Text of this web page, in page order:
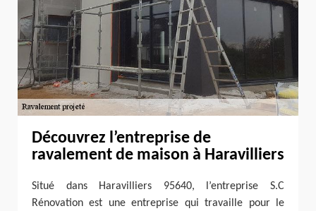
Découvrez l’entreprise de
ravalement de maison à Haravilliers
Situé dans Haravilliers 95640, l’entreprise S.C
Rénovation est une entreprise qui travaille pour le